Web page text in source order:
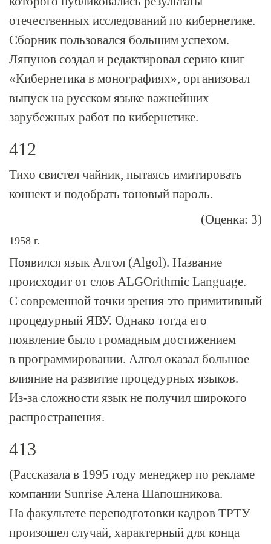
отечественных исследований по кибернетике.
Сборник пользовался большим успехом.
Ляпунов создал и редактировал серию книг
«Кибернетика в монографиях», организовал
выпуск на русском языке важнейших
зарубежных работ по кибернетике.
412
Тихо свистел чайник, пытаясь имитировать
коннект и подобрать тоновый пароль.
(Оценка: 3)
1958 г.
Появился язык Алгол (Algol). Название
происходит от слов ALGOrithmic Language.
С современной точки зрения это примитивный
процедурный ЯВУ. Однако тогда его
появление было громадным достижением
в программировании. Алгол оказал большое
влияние на развитие процедурных языков.
Из-за сложности язык не получил широкого
распространения.
413
(Рассказала в 1995 году менеджер по рекламе
компании Sunrise Алена Шапошникова.
На факультете переподготовки кадров ТРТУ
произошел случай, характерный для конца